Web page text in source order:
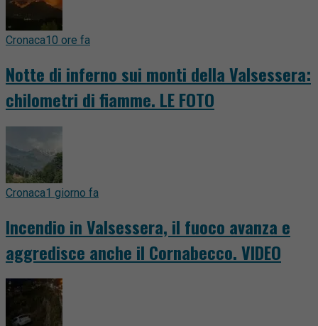
Cronaca10 ore fa
Notte di inferno sui monti della Valsessera:
chilometri di fiamme. LE FOTO
Cronaca1 giorno fa
Incendio in Valsessera, il fuoco avanza e
aggredisce anche il Cornabecco. VIDEO